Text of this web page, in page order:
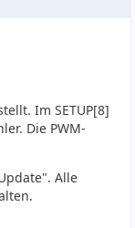
Im SETUP[8]
Die PWM-
Alle